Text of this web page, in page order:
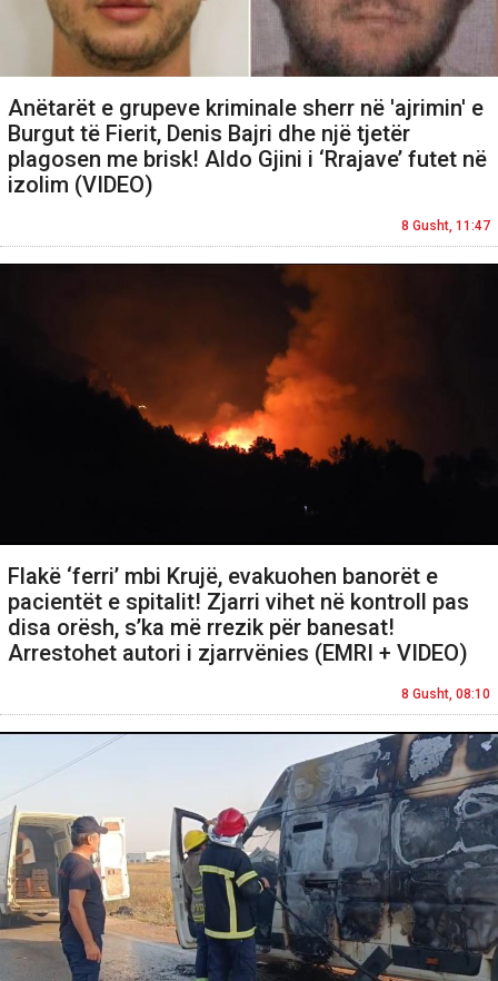
Anëtarët e grupeve kriminale sherr në 'ajrimin' e
Burgut të Fierit, Denis Bajri dhe një tjetër
plagosen me brisk! Aldo Gjini i ‘Rrajave’ futet në
izolim (VIDEO)
8 Gusht, 11:47
Flakë ‘ferri’ mbi Krujë, evakuohen banorët e
pacientët e spitalit! Zjarri vihet në kontroll pas
disa orësh, s’ka më rrezik për banesat!
Arrestohet autori i zjarrvënies (EMRI + VIDEO)
8 Gusht, 08:10